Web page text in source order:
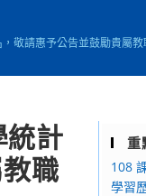
敬請惠予公告並鼓勵貴屬
計
職
重
108
學習